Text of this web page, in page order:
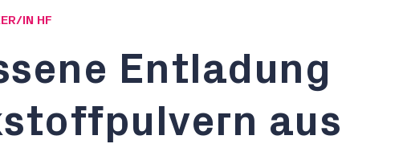
IN HF
Entladung
aus